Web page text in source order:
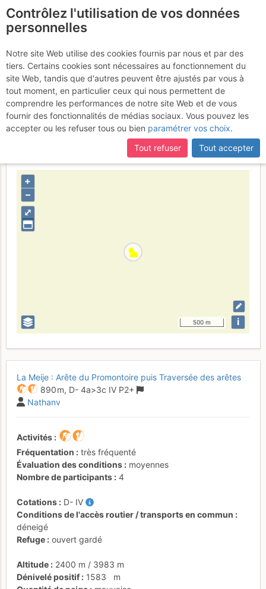
La Meije - Grand Pic :
Arête du Promontoire (voie
normale) puis traversée
des arêtes
2 - 3 août 2017
Hautes-Alpes Écrins
⤢
+
–
500 m i
La Meije : Arête du Promontoire puis Traversée des arêtes
890 m, D- 4a>3c IV P2+
Nathanv
Activités
Fréquentation
très fréquenté
Évaluation des conditions
moyennes
Nombre de participants
4
Cotations D- IV
Conditions de l'accès routier / transports en commun
déneigé
Refuge
ouvert gardé
Altitude 2400 m / 3983 m
Dénivelé positif
1583
m
Contrôlez l'utilisation de vos données
personnelles
Notre site Web utilise des cookies fournis par nous et par des
tiers. Certains cookies sont nécessaires au fonctionnement du
site Web, tandis que d'autres peuvent être ajustés par vous à
tout moment, en particulier ceux qui nous permettent de
comprendre les performances de notre site Web et de vous
fournir des fonctionnalités de médias sociaux. Vous pouvez les
accepter ou les refuser tous ou bien paramétrer vos choix.
Tout refuser
Tout accepter